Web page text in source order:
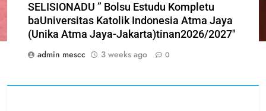
SELISIONADU ” Bolsu Estudu Kompletu
baUniversitas Katolik Indonesia Atma Jaya
(Unika Atma Jaya-Jakarta)tinan2026/2027″
admin mescc
3 weeks ago 0